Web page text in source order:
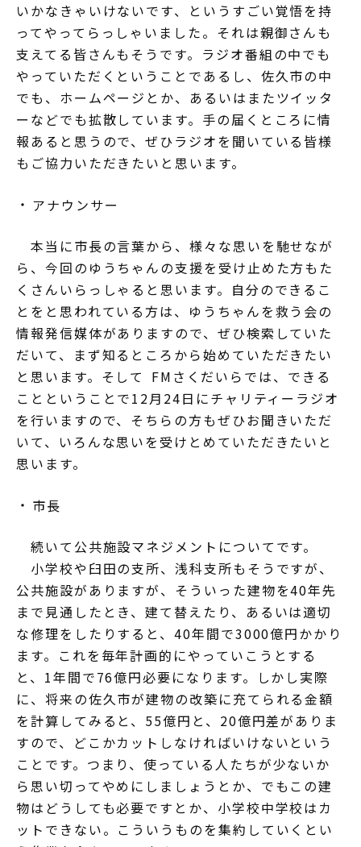
いかなきゃいけないです、というすごい覚悟を持
ってやってらっしゃいました。それは親御さんも
支えてる皆さんもそうです。ラジオ番組の中でも
やっていただくということであるし、佐久市の中
でも、ホームページとか、あるいはまたツイッタ
ーなどでも拡散しています。手の届くところに情
報あると思うので、ぜひラジオを聞いている皆様
もご協力いただきたいと思います。
アナウンサー
本当に市長の言葉から、様々な思いを馳せなが
ら、今回のゆうちゃんの支援を受け止めた方もた
くさんいらっしゃると思います。自分のできるこ
とをと思われている方は、ゆうちゃんを救う会の
情報発信媒体がありますので、ぜひ検索していた
だいて、まず知るところから始めていただきたい
と思います。そして FMさくだいらでは、できる
ことということで12月24日にチャリティーラジオ
を行いますので、そちらの方もぜひお聞きいただ
いて、いろんな思いを受けとめていただきたいと
思います。
市長
続いて公共施設マネジメントについてです。
小学校や臼田の支所、浅科支所もそうですが、
公共施設がありますが、そういった建物を40年先
まで見通したとき、建て替えたり、あるいは適切
な修理をしたりすると、40年間で3000億円かかり
ます。これを毎年計画的にやっていこうとする
と、1年間で76億円必要になります。しかし実際
に、将来の佐久市が建物の改築に充てられる金額
を計算してみると、55億円と、20億円差がありま
すので、どこかカットしなければいけないという
ことです。つまり、使っている人たちが少ないか
ら思い切ってやめにしましょうとか、でもこの建
物はどうしても必要ですとか、小学校中学校はカ
ットできない。こういうものを集約していくとい